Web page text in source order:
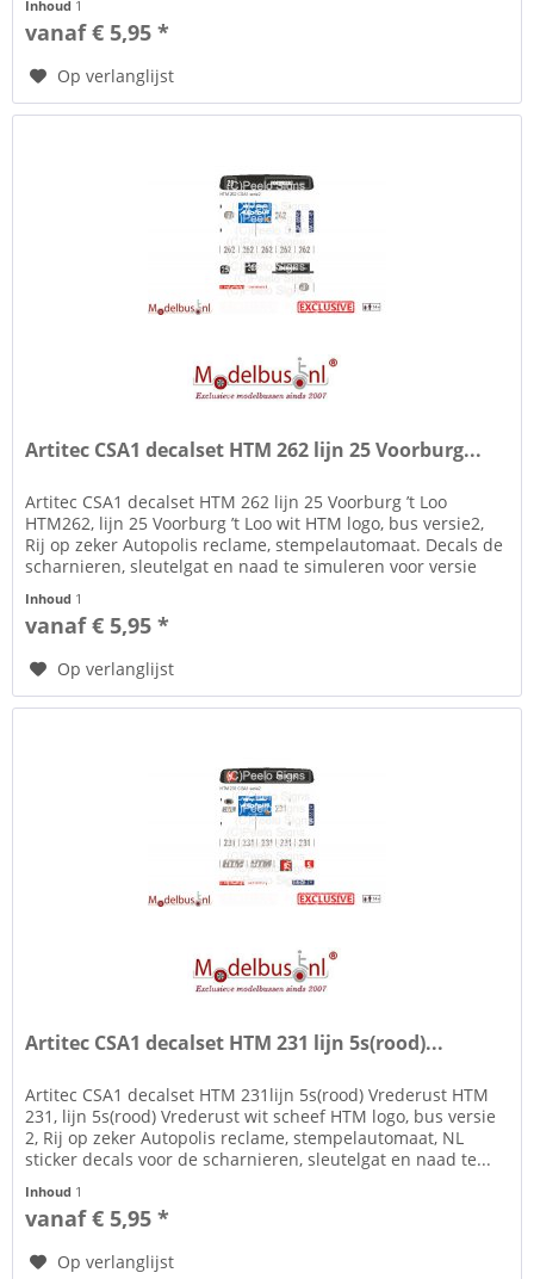
Inhoud 1
vanaf € 5,95 *
Op verlanglijst
Artitec CSA1 decalset HTM 262 lijn 25 Voorburg...
Artitec CSA1 decalset HTM 262 lijn 25 Voorburg ’t Loo
HTM262, lijn 25 Voorburg ’t Loo wit HTM logo, bus versie2,
Rij op zeker Autopolis reclame, stempelautomaat. Decals de
scharnieren, sleutelgat en naad te simuleren voor versie
Inhoud 1
vanaf € 5,95 *
Op verlanglijst
Artitec CSA1 decalset HTM 231 lijn 5s(rood)...
Artitec CSA1 decalset HTM 231lijn 5s(rood) Vrederust HTM
231, lijn 5s(rood) Vrederust wit scheef HTM logo, bus versie
2, Rij op zeker Autopolis reclame, stempelautomaat, NL
sticker decals voor de scharnieren, sleutelgat en naad te...
Inhoud 1
vanaf € 5,95 *
Op verlanglijst